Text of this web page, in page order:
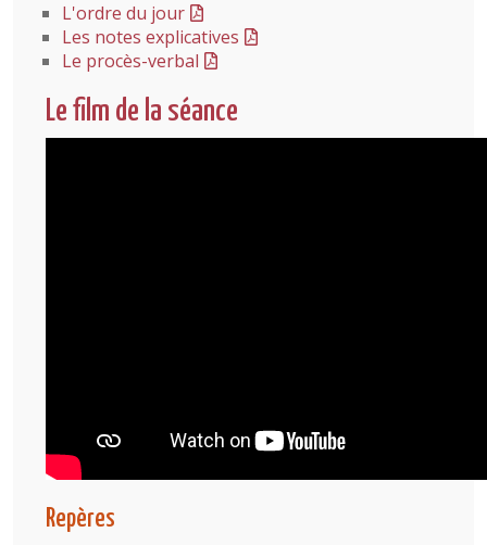
L'ordre du jour
Les notes explicatives
Le procès-verbal
Le film de la séance
Repères